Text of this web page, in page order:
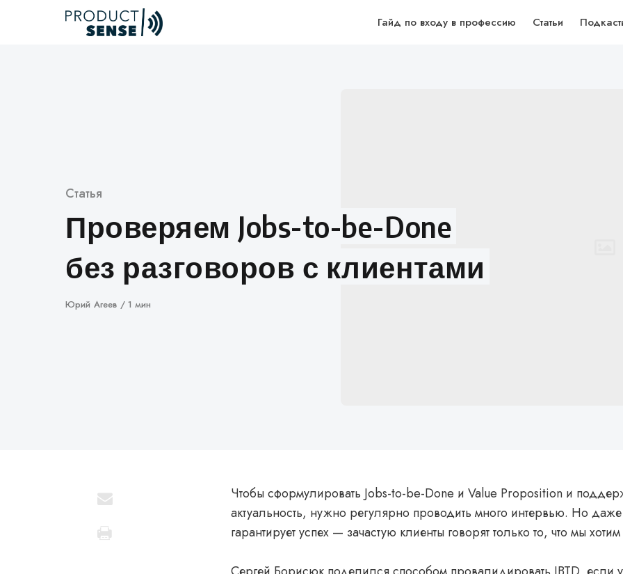
Гайд по входу в профессию Статьи
Категория
Статья
Проверяем Jobs-to-be-Done
без разговоров с клиентами
Автор
Юрий Агеев 1 мин
Чтобы сформулировать Jobs-to-be-Done и Value Proposition и
актуальность, нужно регулярно проводить много интервью. Но даже
гарантирует успех — зачастую клиенты говорят только то, что мы